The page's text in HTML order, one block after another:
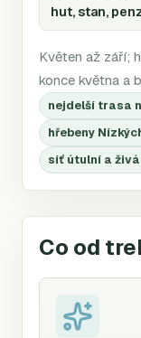
hut, stan,
Květen až září;
konce května a
nejdelší trasa
hřebeny
síť útulní a
Co od